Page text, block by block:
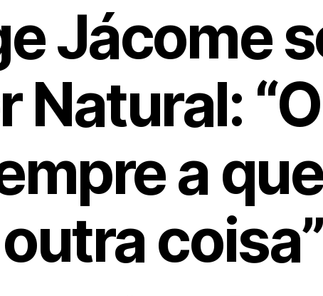
Jácome
Natural:
a
outra coisa”